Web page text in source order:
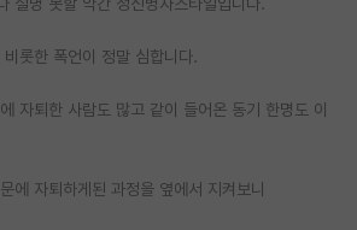
시판
게시판
롯한 폭언이 정말 심합니다.
자퇴한 사람도 많고 같이 들어온 동기 한명도 이
에 자퇴하게된 과정을 옆에서 지켜보니